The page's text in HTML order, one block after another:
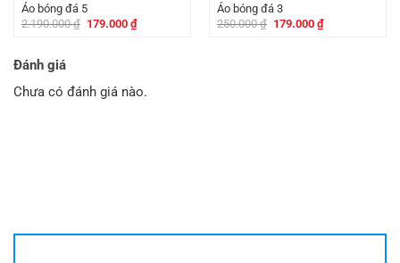
Áo bóng đá 5
2.190.000₫ Giá
179.000 ₫Giá
hiện
Áo bóng đá 3
250.000₫ Giá
179.000 ₫Giá
hiện
Đánh giá
Chưa có đánh giá nào.